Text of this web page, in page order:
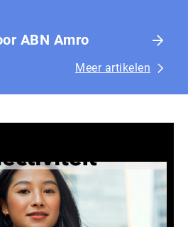
ABN Amro
Meer artikelen